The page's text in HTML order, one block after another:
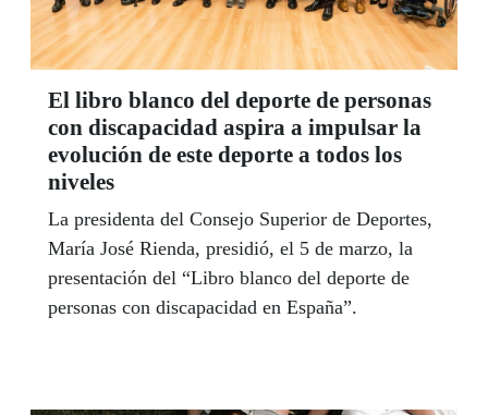
El libro blanco del deporte de personas
con discapacidad aspira a impulsar la
evolución de este deporte a todos los
niveles
La presidenta del Consejo Superior de Deportes,
María José Rienda, presidió, el 5 de marzo, la
presentación del “Libro blanco del deporte de
personas con discapacidad en España”.